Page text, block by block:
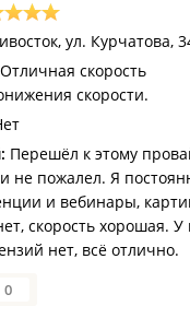
ул. Курчатова,
Отличная скорость
скорости.
Перешёл к этому
не пожалел. Я
и вебинары,
скорость хорошая. У
нет, всё отлично.
0